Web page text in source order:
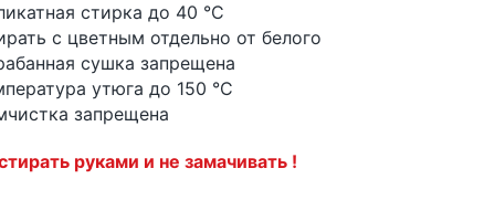
стирка до 40 °C
с цветным отдельно от белого
сушка запрещена
утюга до 150 °C
запрещена
руками и не замачивать !